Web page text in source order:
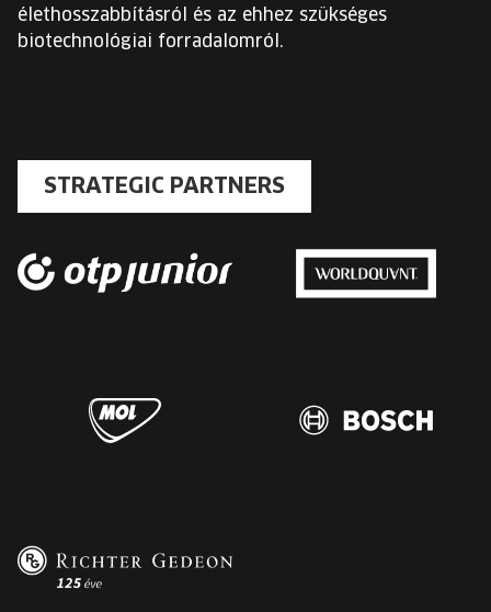
élethosszabbításról és az ehhez szükséges
biotechnológiai forradalomról.
STRATEGIC PARTNERS